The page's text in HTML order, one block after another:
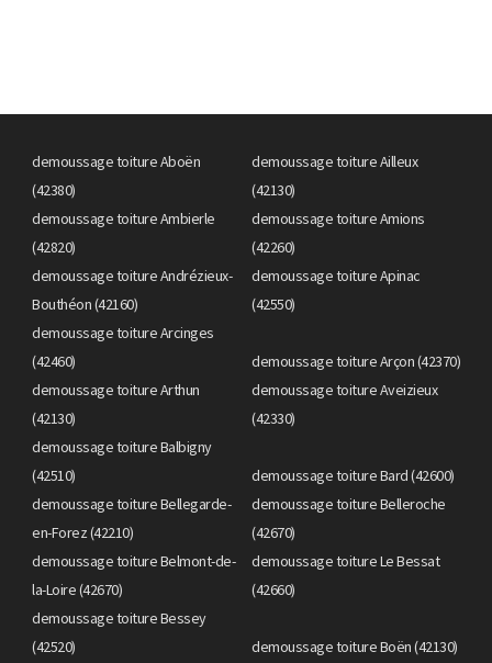
demoussage toiture Aboën
(42380)
demoussage toiture Ailleux
(42130)
demoussage toiture Ambierle
(42820)
demoussage toiture Amions
(42260)
demoussage toiture Andrézieux-
Bouthéon (42160)
demoussage toiture Apinac
(42550)
demoussage toiture Arcinges
(42460)
demoussage toiture Arçon (42370)
demoussage toiture Arthun
(42130)
demoussage toiture Aveizieux
(42330)
demoussage toiture Balbigny
(42510)
demoussage toiture Bard (42600)
demoussage toiture Bellegarde-
en-Forez (42210)
demoussage toiture Belleroche
(42670)
demoussage toiture Belmont-de-
la-Loire (42670)
demoussage toiture Le Bessat
(42660)
demoussage toiture Bessey
(42520)
demoussage toiture Boën (42130)